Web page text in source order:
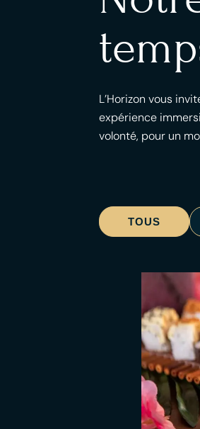
L’Horizon vous
expérience
volonté, pour un
TOUS